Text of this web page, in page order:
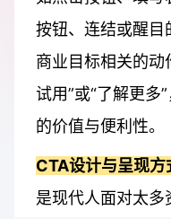
按钮、连结或醒目
商业目标相关的动
试用”或“了解更多
的价值与便利性。
CTA设计与呈现
是现代人面对太多